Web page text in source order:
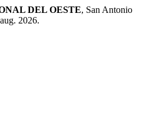
DEL OESTE, San Antonio
2026.